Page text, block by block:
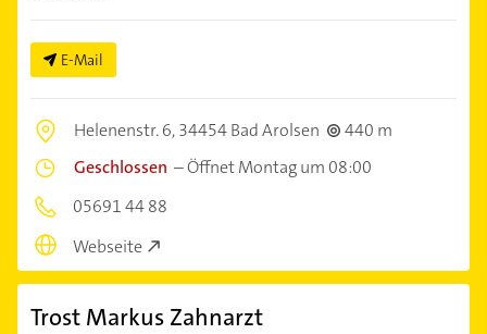
E-Mail
Helenenstr. 6,34454 Bad Arolsen
440 m
Geschlossen –Öffnet Montag um 08:00
05691 44 88
Webseite
Trost Markus Zahnarzt